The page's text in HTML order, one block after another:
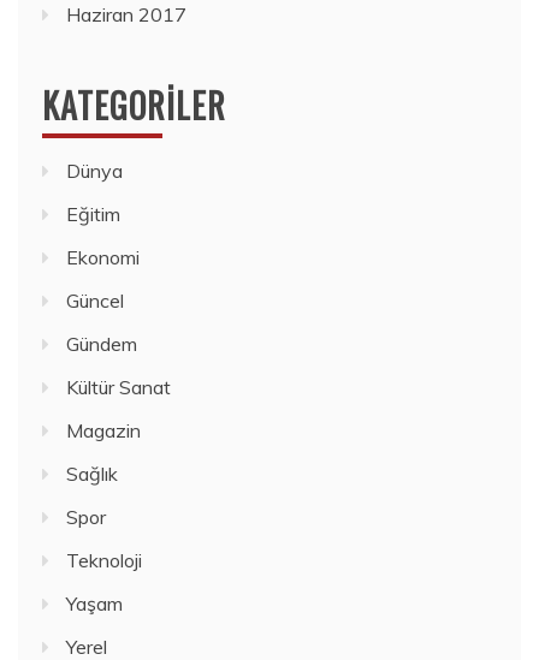
Haziran 2017
KATEGORILER
Dünya
Eğitim
Ekonomi
Güncel
Gündem
Kültür Sanat
Magazin
Sağlık
Spor
Teknoloji
Yaşam
Yerel